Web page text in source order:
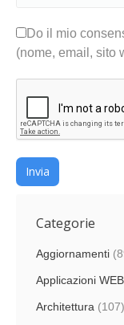
Do il mio
(nome, email, sito
Invia
Categorie
Aggiornamenti
Applicazioni WEB
Architettura (107)